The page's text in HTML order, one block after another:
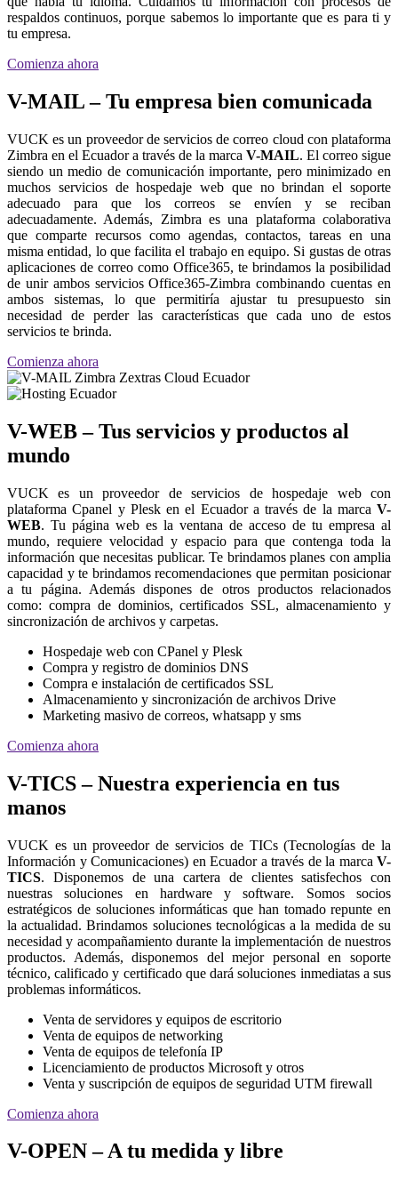
respaldos continuos, porque sabemos lo importante que es para ti y
tu empresa.
Comienza ahora
V-MAIL – Tu empresa bien comunicada
VUCK es un proveedor de servicios de correo cloud con plataforma
Zimbra en el Ecuador a través de la marca V-MAIL. El correo sigue
siendo un medio de comunicación importante, pero minimizado en
muchos servicios de hospedaje web que no brindan el soporte
adecuado para que los correos se envíen y se reciban
adecuadamente. Además, Zimbra es una plataforma colaborativa
que comparte recursos como agendas, contactos, tareas en una
misma entidad, lo que facilita el trabajo en equipo. Si gustas de otras
aplicaciones de correo como Office365, te brindamos la posibilidad
de unir ambos servicios Office365-Zimbra combinando cuentas en
ambos sistemas, lo que permitiría ajustar tu presupuesto sin
necesidad de perder las características que cada uno de estos
servicios te brinda.
Comienza ahora
V-WEB – Tus servicios y productos al
mundo
VUCK es un proveedor de servicios de hospedaje web con
plataforma Cpanel y Plesk en el Ecuador a través de la marca V-
WEB. Tu página web es la ventana de acceso de tu empresa al
mundo, requiere velocidad y espacio para que contenga toda la
información que necesitas publicar. Te brindamos planes con amplia
capacidad y te brindamos recomendaciones que permitan posicionar
a tu página. Además dispones de otros productos relacionados
como: compra de dominios, certificados SSL, almacenamiento y
sincronización de archivos y carpetas.
Hospedaje web con CPanel y Plesk
Compra y registro de dominios DNS
Compra e instalación de certificados SSL
Almacenamiento y sincronización de archivos Drive
Marketing masivo de correos, whatsapp y sms
Comienza ahora
V-TICS – Nuestra experiencia en tus
manos
VUCK es un proveedor de servicios de TICs (Tecnologías de la
Información y Comunicaciones) en Ecuador a través de la marca V-
TICS. Disponemos de una cartera de clientes satisfechos con
nuestras soluciones en hardware y software. Somos socios
estratégicos de soluciones informáticas que han tomado repunte en
la actualidad. Brindamos soluciones tecnológicas a la medida de su
necesidad y acompañamiento durante la implementación de nuestros
productos. Además, disponemos del mejor personal en soporte
técnico, calificado y certificado que dará soluciones inmediatas a sus
problemas informáticos.
Venta de servidores y equipos de escritorio
Venta de equipos de networking
Venta de equipos de telefonía IP
Licenciamiento de productos Microsoft y otros
Venta y suscripción de equipos de seguridad UTM firewall
Comienza ahora
V-OPEN – A tu medida y libre